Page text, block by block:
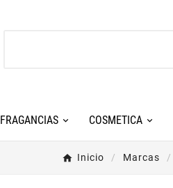
FRAGANCIAS COSMETICA
Inicio Marcas